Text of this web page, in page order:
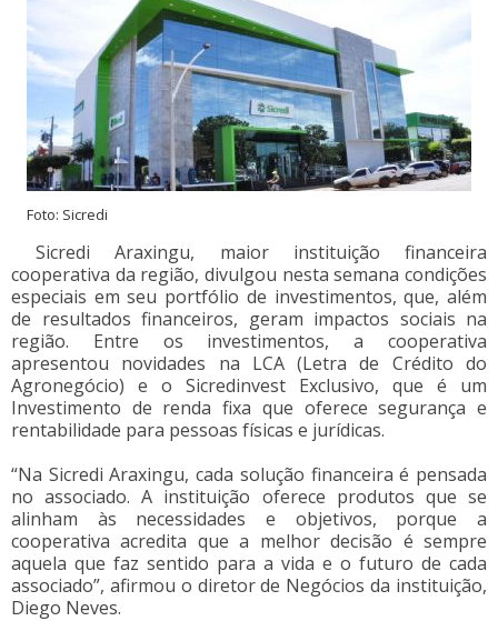
Foto: Sicredi
Sicredi Araxingu, maior instituição financeira
cooperativa da região, divulgou nesta semana condições
especiais em seu portfólio de investimentos, que, além
de resultados financeiros, geram impactos sociais na
região. Entre os investimentos, a cooperativa
apresentou novidades na LCA (Letra de Crédito do
Agronegócio) e o Sicredinvest Exclusivo, que é um
Investimento de renda fixa que oferece segurança e
rentabilidade para pessoas físicas e jurídicas.
“Na Sicredi Araxingu, cada solução financeira é pensada
no associado. A instituição oferece produtos que se
alinham às necessidades e objetivos, porque a
cooperativa acredita que a melhor decisão é sempre
aquela que faz sentido para a vida e o futuro de cada
associado”, afirmou o diretor de Negócios da instituição,
Diego Neves.